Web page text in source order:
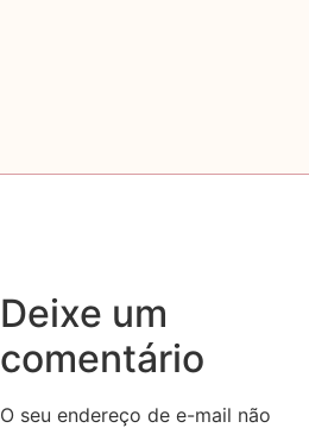
Deixe um
comentário
O seu endereço de e-mail não